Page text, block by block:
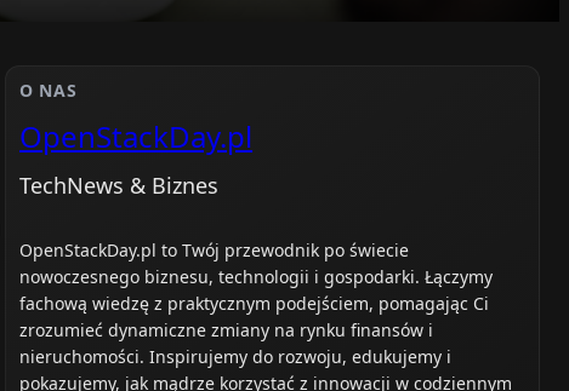
O NAS
OpenStackDay.pl
TechNews & Biznes
OpenStackDay.pl to Twój przewodnik po świecie
nowoczesnego biznesu, technologii i gospodarki. Łączymy
fachową wiedzę z praktycznym podejściem, pomagając Ci
zrozumieć dynamiczne zmiany na rynku finansów i
nieruchomości. Inspirujemy do rozwoju, edukujemy i
pokazujemy, jak mądrze korzystać z innowacji w codziennym